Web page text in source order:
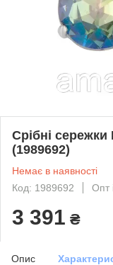
Срібні
(1989692)
Немає в наявності
Код: 1989692
Опт
3 391 ₴
Опис